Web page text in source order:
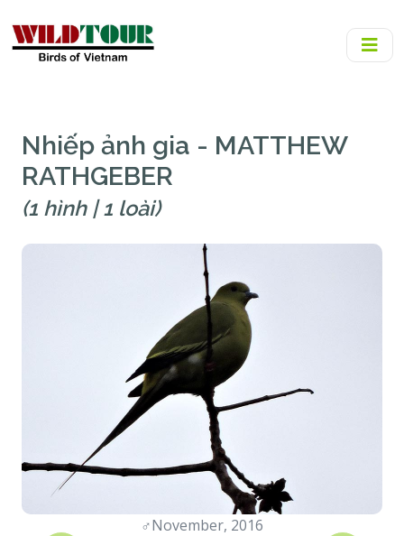
Nhiếp ảnh gia - MATTHEW
RATHGEBER
(1 hình | 1 loài)
♂November, 2016